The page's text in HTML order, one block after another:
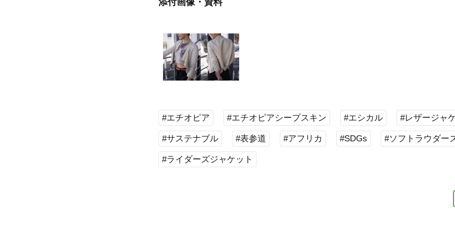
添付画像・資料
#エチオピア #エチオピアシープスキン #エシカル #レザージャ
#サステナブル #表参道 #アフリカ #SDGs #ソフトラウダー
#ライダーズジャケット